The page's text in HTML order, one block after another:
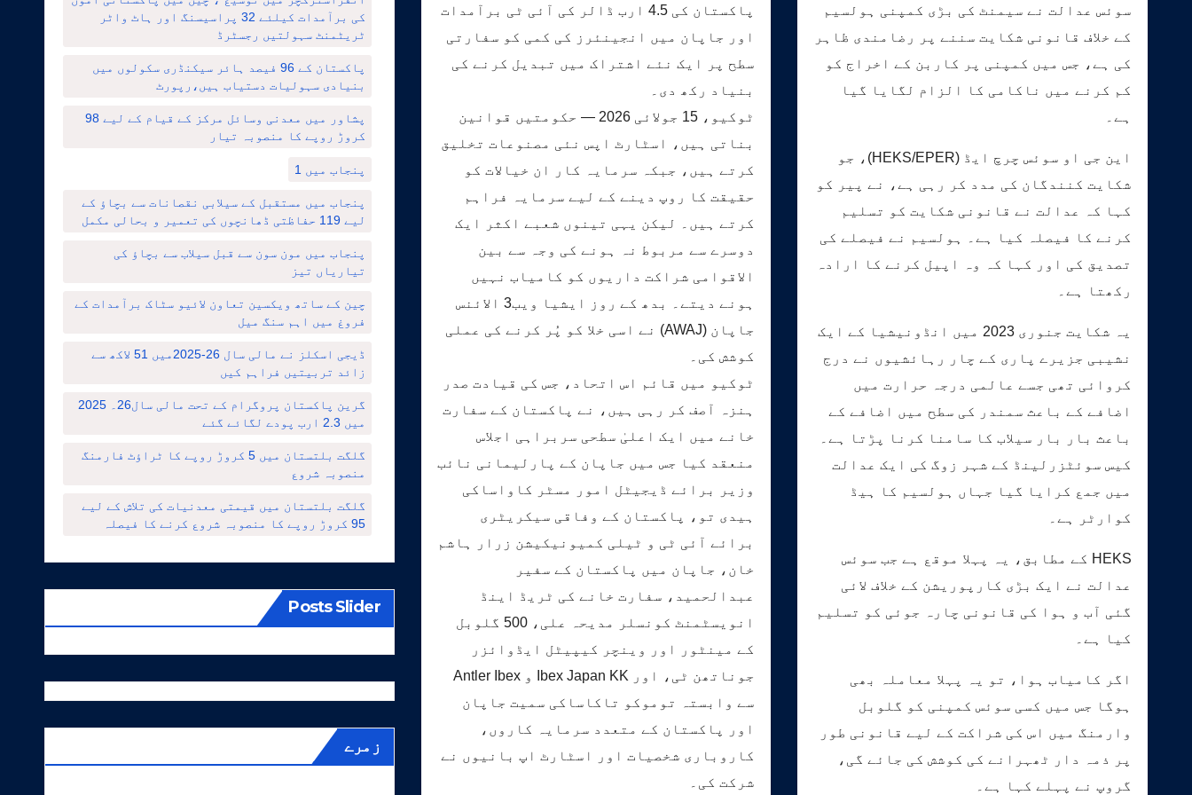
سوئس عدالت نے سیمنٹ کی بڑی کمپنی ہولسیم
کے خلاف قانونی شکایت سننے پر رضامندی ظاہر
کی ہے، جس میں کمپنی پر کاربن کے اخراج کو
کم کرنے میں ناکامی کا الزام لگایا گیا
ہے۔
این جی او سوئس چرچ ایڈ (HEKS/EPER)، جو
شکایت کنندگان کی مدد کر رہی ہے، نے پیر کو
کہا کہ عدالت نے قانونی شکایت کو تسلیم
کرنے کا فیصلہ کیا ہے۔ ہولسیم نے فیصلے کی
تصدیق کی اور کہا کہ وہ اپیل کرنے کا ارادہ
رکھتا ہے۔
یہ شکایت جنوری 2023 میں انڈونیشیا کے ایک
نشیبی جزیرے پاری کے چار رہائشیوں نے درج
کروائی تھی جسے عالمی درجہ حرارت میں
اضافے کے باعث سمندر کی سطح میں اضافے کے
باعث بار بار سیلاب کا سامنا کرنا پڑتا ہے۔
کیس سوئٹزرلینڈ کے شہر زوگ کی ایک عدالت
میں جمع کرایا گیا جہاں ہولسیم کا ہیڈ
کوارٹر ہے۔
HEKS کے مطابق، یہ پہلا موقع ہے جب سوئس
عدالت نے ایک بڑی کارپوریشن کے خلاف لائی
گئی آب و ہوا کی قانونی چارہ جوئی کو تسلیم
کیا ہے۔
اگر کامیاب ہوا، تو یہ پہلا معاملہ بھی
ہوگا جس میں کسی سوئس کمپنی کو گلوبل
وارمنگ میں اس کی شراکت کے لیے قانونی طور
پر ذمہ دار ٹھہرانے کی کوشش کی جائے گی،
گروپ نے پہلے کہا ہے۔
پاکستان کی 4.5 ارب ڈالر کی آئی ٹی برآمدات
اور جاپان میں انجینئرز کی کمی کو سفارتی
سطح پر ایک نئے اشتراک میں تبدیل کرنے کی
بنیاد رکھ دی۔
ٹوکیو، 15 جولائی 2026 — حکومتیں قوانین
بناتی ہیں، اسٹارٹ اپس نئی مصنوعات تخلیق
کرتے ہیں، جبکہ سرمایہ کار ان خیالات کو
حقیقت کا روپ دینے کے لیے سرمایہ فراہم
کرتے ہیں۔ لیکن یہی تینوں شعبے اکثر ایک
دوسرے سے مربوط نہ ہونے کی وجہ سے بین
الاقوامی شراکت داریوں کو کامیاب نہیں
ہونے دیتے۔ بدھ کے روز ایشیا ویب3 الائنس
جاپان (AWAJ) نے اسی خلا کو پُر کرنے کی عملی
کوشش کی۔
ٹوکیو میں قائم اس اتحاد، جس کی قیادت صدر
ہنزہ آصف کر رہی ہیں، نے پاکستان کے سفارت
خانے میں ایک اعلیٰ سطحی سربراہی اجلاس
منعقد کیا جس میں جاپان کے پارلیمانی نائب
وزیر برائے ڈیجیٹل امور مسٹر کاواساکی
ہیدی تو، پاکستان کے وفاقی سیکریٹری
برائے آئی ٹی و ٹیلی کمیونیکیشن زرار ہاشم
خان، جاپان میں پاکستان کے سفیر
عبدالحمید، سفارت خانے کی ٹریڈ اینڈ
انویسٹمنٹ کونسلر مدیحہ علی، 500 گلوبل
کے مینٹور اور وینچر کیپیٹل ایڈوائزر
جوناتھن ٹی، اور Ibex Japan KK و Antler Ibex
سے وابستہ توموکو تاکاساکی سمیت جاپان
اور پاکستان کے متعدد سرمایہ کاروں،
کاروباری شخصیات اور اسٹارٹ اپ بانیوں نے
شرکت کی۔
کی برآمدات کیلئے 32 پراسیسنگ اور ہاٹ واٹر
ٹریٹمنٹ سہولتیں رجسٹرڈ
پاکستان کے 96 فیصد ہائر سیکنڈری سکولوں میں
بنیادی سہولیات دستیاب ہیں،رپورٹ
پشاور میں معدنی وسائل مرکز کے قیام کے لیے 98
کروڑ روپے کا منصوبہ تیار
پنجاب میں 1
پنجاب میں مستقبل کے سیلابی نقصانات سے بچاؤ کے
لیے 119 حفاظتی ڈھانچوں کی تعمیر و بحالی مکمل
پنجاب میں مون سون سے قبل سیلاب سے بچاؤ کی
تیاریاں تیز
چین کے ساتھ ویکسین تعاون لائیو سٹاک برآمدات کے
فروغ میں اہم سنگ میل
ڈیجی اسکلز نے مالی سال 26-2025میں 51 لاکھ سے
زائد تربیتیں فراہم کیں
گرین پاکستان پروگرام کے تحت مالی سال26۔ 2025
میں 2.3 ارب پودے لگائے گئے
گلگت بلتستان میں 5 کروڑ روپے کا ٹراؤٹ فارمنگ
منصوبہ شروع
گلگت بلتستان میں قیمتی معدنیات کی تلاش کے لیے
95 کروڑ روپے کا منصوبہ شروع کرنے کا فیصلہ
Posts Slider
زمرے